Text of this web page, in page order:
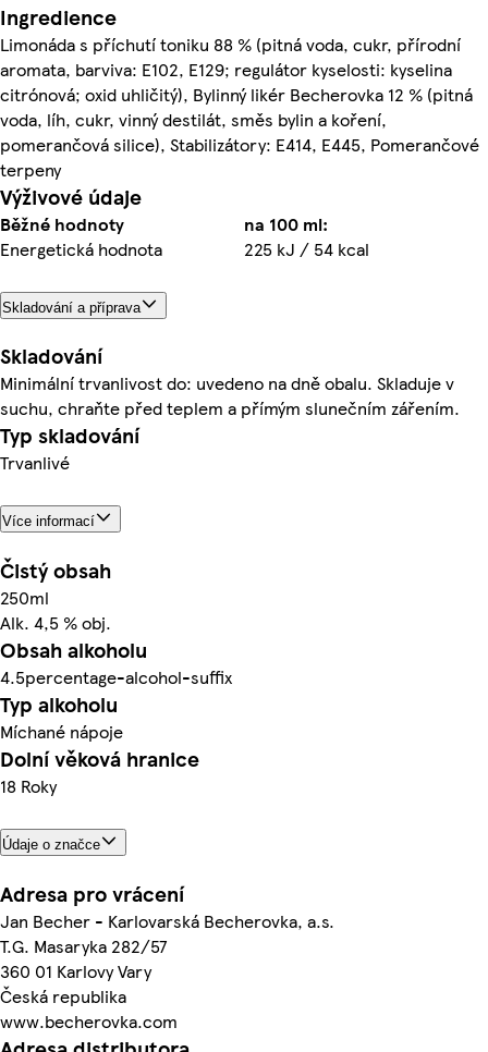
Ingredience
Limonáda s příchutí toniku 88 % (pitná voda, cukr, přírodní
aromata, barviva: E102, E129; regulátor kyselosti: kyselina
citrónová; oxid uhličitý), Bylinný likér Becherovka 12 % (pitná
voda, líh, cukr, vinný destilát, směs bylin a koření,
pomerančová silice), Stabilizátory: E414, E445, Pomerančové
terpeny
Výživové údaje
Běžné hodnoty
na 100 ml:
Energetická hodnota
225 kJ / 54 kcal
Skladování a příprava
Skladování
Minimální trvanlivost do: uvedeno na dně obalu. Skladuje v
suchu, chraňte před teplem a přímým slunečním zářením.
Typ skladování
Trvanlivé
Více informací
Čistý obsah
250ml
Alk. 4,5 % obj.
Obsah alkoholu
4.5percentage-alcohol-suffix
Typ alkoholu
Míchané nápoje
Dolní věková hranice
18 Roky
Údaje o značce
Adresa pro vrácení
Jan Becher - Karlovarská Becherovka, a.s.
T.G. Masaryka 282/57
360 01 Karlovy Vary
Česká republika
www.becherovka.com